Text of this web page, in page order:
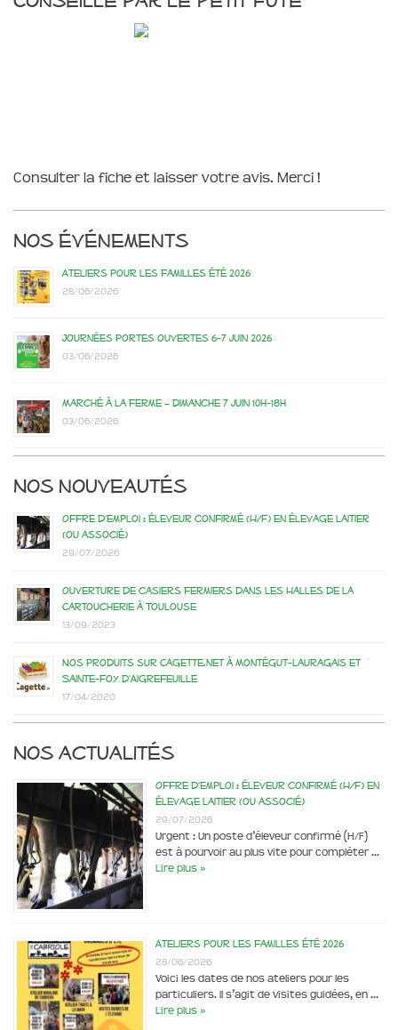
Consulter la fiche et laisser votre avis. Merci !
Nos événements
Ateliers pour les familles été 2026
28/06/2026
Journées portes ouvertes 6-7 juin 2026
03/06/2026
Marché à la ferme – dimanche 7 juin 10h-18h
03/06/2026
Nos nouveautés
Offre d’emploi : éleveur confirmé (H/F) en élevage laitier
(ou associé)
29/07/2026
Ouverture de casiers fermiers dans les Halles de la
Cartoucherie à Toulouse
13/09/2023
Nos produits sur Cagette.net à Montégut-Lauragais et
Sainte-Foy d’Aigrefeuille
17/04/2020
Nos actualités
Offre d’emploi : éleveur confirmé (H/F) en
élevage laitier (ou associé)
29/07/2026
Urgent : Un poste d’éleveur confirmé (H/F)
est à pourvoir au plus vite pour compléter …
Lire plus »
Ateliers pour les familles été 2026
28/06/2026
Voici les dates de nos ateliers pour les
particuliers. Il s’agit de visites guidées, en …
Lire plus »